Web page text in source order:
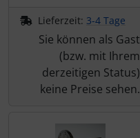
Lieferzeit: 3-4 Tage
Sie können als Gast
(bzw. mit Ihrem
derzeitigen Status)
keine Preise sehen.